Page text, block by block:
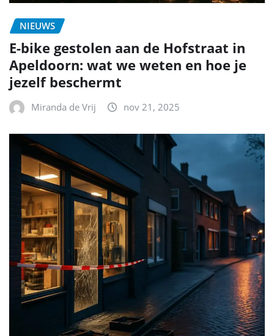
NIEUWS
E-bike gestolen aan de Hofstraat in
Apeldoorn: wat we weten en hoe je
jezelf beschermt
Miranda de Vrij nov 21, 2025